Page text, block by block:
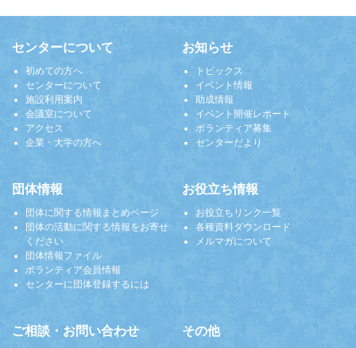
センターについて
初めての方へ
センターについて
施設利用案内
会議室について
アクセス
企業・大学の方へ
お知らせ
トピックス
イベント情報
助成情報
イベント開催レポート
ボランティア募集
センターだより
団体情報
団体に関する情報まとめページ
団体の活動に関する情報をお寄せ
ください
団体情報ファイル
ボランティア会員情報
センターに団体登録するには
お役立ち情報
お役立ちリンク一覧
各種資料ダウンロード
メルマガについて
ご相談・お問い合わせ その他